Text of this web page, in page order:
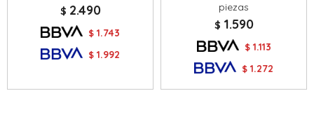
$ 2.490
$ 1.743
$ 1.992
piezas
$ 1.590
$ 1.113
$ 1.272